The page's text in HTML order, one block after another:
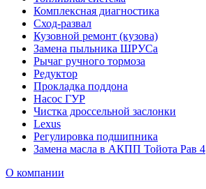
Комплексная диагностика
Сход-развал
Кузовной ремонт (кузова)
Замена пыльника ШРУСа
Рычаг ручного тормоза
Редуктор
Прокладка поддона
Насос ГУР
Чистка дроссельной заслонки
Lexus
Регулировка подшипника
Замена масла в АКПП Тойота Рав 4
О компании